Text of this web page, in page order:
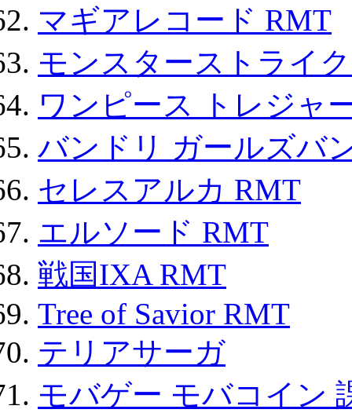
マギアレコード RMT
モンスターストライ
ワンピース トレジャ
バンドリ ガールズバ
セレスアルカ RMT
エルソード RMT
戦国IXA RMT
Tree of Savior RMT
テリアサーガ
モバゲー モバコイン